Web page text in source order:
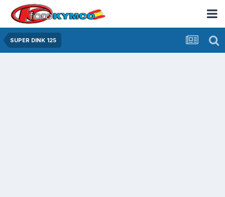
SUPER DINK 125